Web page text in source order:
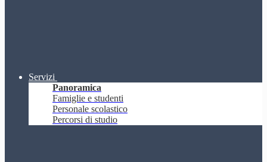
Servizi
Panoramica
Famiglie e studenti
Personale scolastico
Percorsi di studio